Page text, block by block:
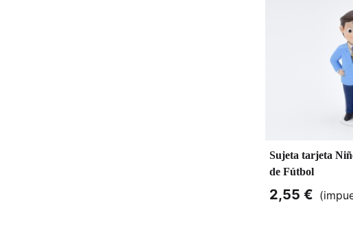
Sujeta tarjeta
de Fútbol
2,55 €